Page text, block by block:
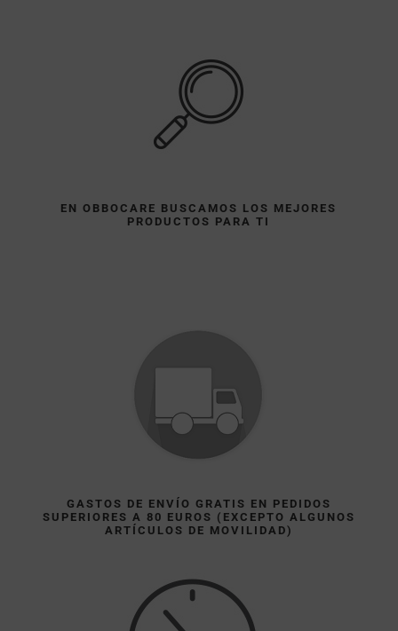
EN OBBOCARE BUSCAMOS LOS MEJORES
PRODUCTOS PARA TI
GASTOS DE ENVÍO GRATIS EN PEDIDOS
SUPERIORES A 80 EUROS (EXCEPTO ALGUNOS
ARTÍCULOS DE MOVILIDAD)